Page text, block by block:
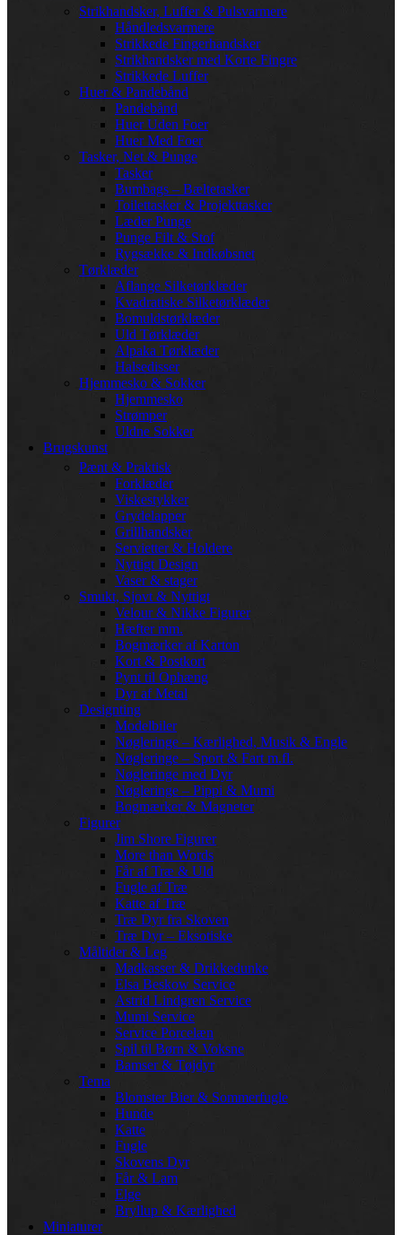
Strikhandsker, Luffer & Pulsvarmere
Håndledsvarmere
Strikkede Fingerhandsker
Strikhandsker med Korte Fingre
Strikkede Luffer
Huer & Pandebånd
Pandebånd
Huer Uden Foer
Huer Med Foer
Tasker, Net & Punge
Tasker
Bumbags – Bæltetasker
Toilettasker & Projekttasker
Læder Punge
Punge Filt & Stof
Rygsække & Indkøbsnet
Tørklæder
Aflange Silketørklæder
Kvadratiske Silketørklæder
Bomuldstørklæder
Uld Tørklæder
Alpaka Tørklæder
Halsedisser
Hjemmesko & Sokker
Hjemmesko
Strømper
Uldne Sokker
Brugskunst
Pænt & Praktisk
Forklæder
Viskestykker
Grydelapper
Grillhandsker
Servietter & Holdere
Nyttigt Design
Vaser & stager
Smukt, Sjovt & Nyttigt
Velour & Nikke Figurer
Hæfter mm.
Bogmærker af Karton
Kort & Postkort
Pynt til Ophæng
Dyr af Metal
Designting
Modelbiler
Nøgleringe – Kærlighed, Musik & Engle
Nøgleringe – Sport & Fart m.fl.
Nøgleringe med Dyr
Nøgleringe – Pippi & Mumi
Bogmærker & Magneter
Figurer
Jim Shore Figurer
More than Words
Får af Træ & Uld
Fugle af Træ
Katte af Træ
Træ Dyr fra Skoven
Træ Dyr – Eksotiske
Måltider & Leg
Madkasser & Drikkedunke
Elsa Beskow Service
Astrid Lindgren Service
Mumi Service
Service Porcelæn
Spil til Børn & Voksne
Bamser & Tøjdyr
Tema
Blomster Bier & Sommerfugle
Hunde
Katte
Fugle
Skovens Dyr
Får & Lam
Elge
Bryllup & Kærlighed
Miniaturer